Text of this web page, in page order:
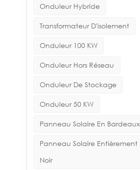
Onduleur Hybride
Transformateur D'isolement
Onduleur 100 KW
Onduleur Hors Réseau
Onduleur De Stockage
Onduleur 50 KW
Panneau Solaire En Bardeaux
Panneau Solaire Entièrement
Noir